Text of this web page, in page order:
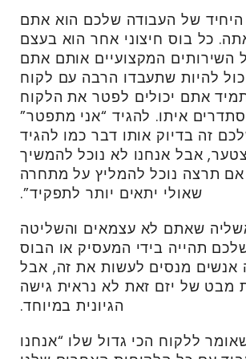
היחיד של העבודה שלכם הוא אתם
כל בוס חיצוני אחר הוא בעצם
השירותים המקצועיים אותם אתם
להיות שתעבדו הרבה עם לקוח
אתם יכולים לפטר את הלקוח
איתו. להגיד “אני מתפטר”
זה בדיוק אותו דבר כמו להגיד
אבל אנחנו לא נוכל להמשיך
אם תרצה נוכל להמליץ על מתחרה
שאולי יתאים יותר לתפקיד”.
שאתם לא עצמאים והשליטה
תהייה בידי המעסיק או הבוס
מנסים לעשות את זה, אבל
מבט של יזם זאת לא נראית גישה
הגיונית במיוחד.
ללקוח הכי גדול שלו “אנחנו